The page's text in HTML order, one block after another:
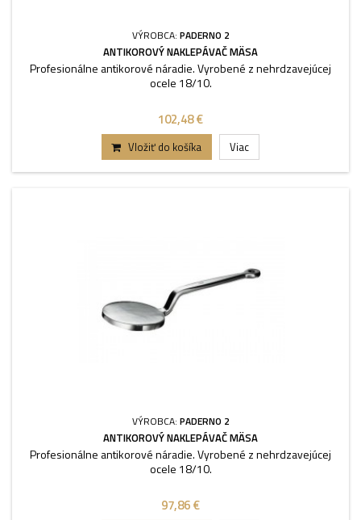
VÝROBCA: PADERNO 2
ANTIKOROVÝ NAKLEPÁVAČ MÄSA
Profesionálne antikorové náradie. Vyrobené z nehrdzavejúcej
ocele 18/10.
102,48 €
Vložiť do košíka Viac
VÝROBCA: PADERNO 2
ANTIKOROVÝ NAKLEPÁVAČ MÄSA
Profesionálne antikorové náradie. Vyrobené z nehrdzavejúcej
ocele 18/10.
97,86 €